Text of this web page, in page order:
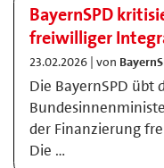
BayernSPD
freiwilliger
23.02.2026 | von
Die BayernSPD übt
der Finanzierung
Die …